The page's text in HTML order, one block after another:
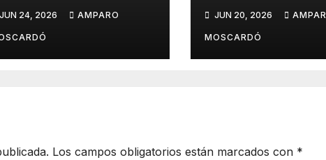
JUN 24, 2026 AMPARO JUN 20, 2026
MOSCARDÓ
Los campos obligatorios están marcados con *